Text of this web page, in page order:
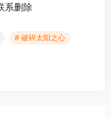
系删除
# 破碎太阳之心